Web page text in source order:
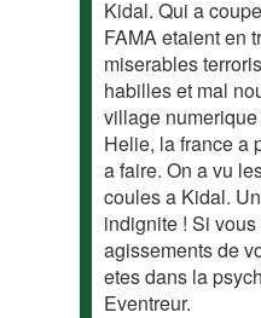
Kidal. Qui a
FAMA etaient en
miserables
habilles et mal
village
Helie, la france a
a faire. On a vu
coules a Kidal.
indignite ! Si
agissements de
etes dans la
Eventreur.